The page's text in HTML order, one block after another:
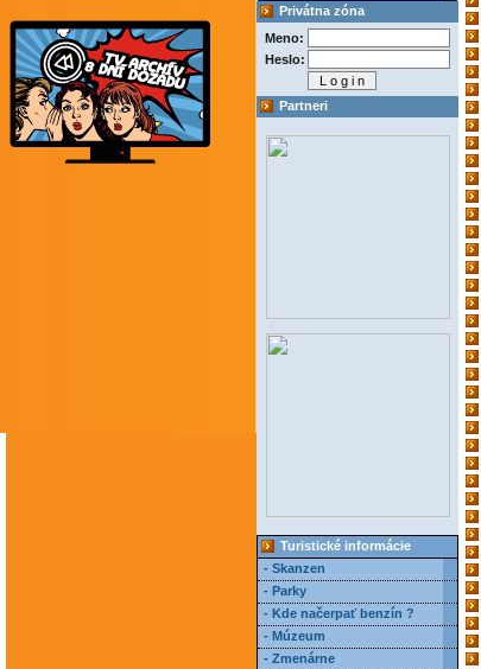
Privátna zóna
Meno:
Heslo:
Partneri
Turistické informácie
- Skanzen
- Parky
- Kde načerpať benzín ?
- Múzeum
- Zmenárne